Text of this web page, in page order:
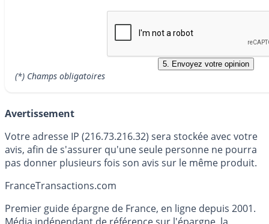
(*) Champs obligatoires
Avertissement
Votre adresse IP (216.73.216.32) sera stockée avec votre
avis, afin de s'assurer qu'une seule personne ne pourra
pas donner plusieurs fois son avis sur le même produit.
FranceTransactions.com
Premier guide épargne de France, en ligne depuis 2001.